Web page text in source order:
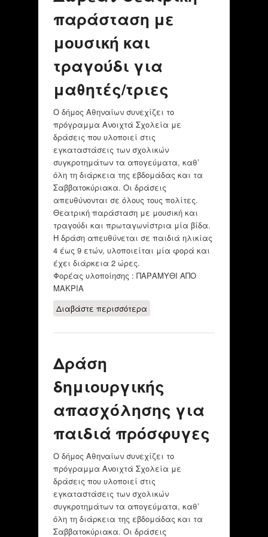
παράσταση με
μουσική και
τραγούδι για
μαθητές/τριες
Ο δήμος Αθηναίων συνεχίζει το
πρόγραμμα Ανοιχτά Σχολεία με
δράσεις που υλοποιεί στις
εγκαταστάσεις των σχολικών
συγκροτημάτων τα απογεύματα, καθ’
όλη τη διάρκεια της εβδομάδας και τα
Σαββατοκύριακα. Οι δράσεις
απευθύνονται σε όλους τους πολίτες.
Θεατρική παράσταση με μουσική και
τραγούδι και πρωταγωνίστρια μία βίδα.
Η δράση απευθύνεται σε παιδιά ηλικίας
4 έως 9 ετών, υλοποιείται μία φορά και
έχει διάρκεια 2 ώρες.
Φορέας υλοποίησης : ΠΑΡΑΜΥΘΙ ΑΠΟ
ΜΑΚΡΙΑ
Διαβάστε περισσότεραγια Δωρεάν
παράσταση με
Δράση
δημιουργικής
απασχόλησης για
παιδιά πρόσφυγες
Ο δήμος Αθηναίων συνεχίζει το
πρόγραμμα Ανοιχτά Σχολεία με
δράσεις που υλοποιεί στις
εγκαταστάσεις των σχολικών
συγκροτημάτων τα απογεύματα, καθ’
όλη τη διάρκεια της εβδομάδας και τα
Σαββατοκύριακα. Οι δράσεις